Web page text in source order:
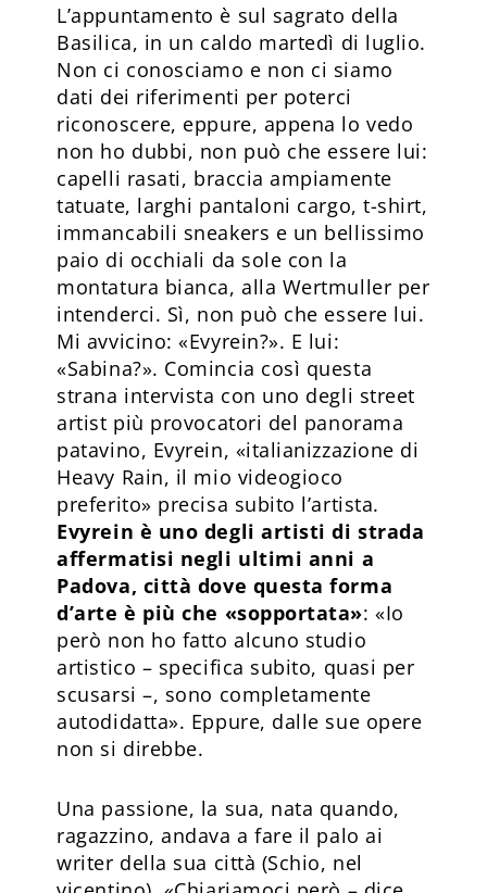
L’appuntamento è sul sagrato della
Basilica, in un caldo martedì di luglio.
Non ci conosciamo e non ci siamo
dati dei riferimenti per poterci
riconoscere, eppure, appena lo vedo
non ho dubbi, non può che essere lui:
capelli rasati, braccia ampiamente
tatuate, larghi pantaloni cargo, t-shirt,
immancabili sneakers e un bellissimo
paio di occhiali da sole con la
montatura bianca, alla Wertmuller per
intenderci. Sì, non può che essere lui.
Mi avvicino: «Evyrein?». E lui:
«Sabina?». Comincia così questa
strana intervista con uno degli street
artist più provocatori del panorama
patavino, Evyrein, «italianizzazione di
Heavy Rain, il mio videogioco
preferito» precisa subito l’artista.
Evyrein è uno degli artisti di strada
affermatisi negli ultimi anni a
Padova, città dove questa forma
d’arte è più che «sopportata»: «Io
però non ho fatto alcuno studio
artistico – specifica subito, quasi per
scusarsi –, sono completamente
autodidatta». Eppure, dalle sue opere
non si direbbe.
Una passione, la sua, nata quando,
ragazzino, andava a fare il palo ai
writer della sua città (Schio, nel